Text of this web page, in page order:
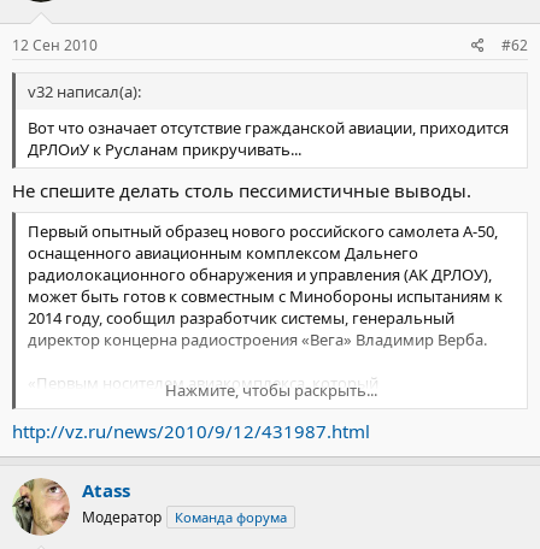
12 Сен 2010 #62
v32 написал(а):
Вот что означает отсутствие гражданской авиации, приходится
ДРЛОиУ к Русланам прикручивать...
Не спешите делать столь пессимистичные выводы.
Первый опытный образец нового российского самолета А-50,
оснащенного авиационным комплексом Дальнего
радиолокационного обнаружения и управления (АК ДРЛОУ),
может быть готов к совместным с Минобороны испытаниям к
2014 году, сообщил разработчик системы, генеральный
директор концерна радиостроения «Вега» Владимир Верба.
«Первым носителем авиакомплекса, который
представляющий собой глубокую модернизацию уже
существующего, станет самолет Ил-76. В то же время
прорабатывается вопрос об установке такого комплекса
самолетах Бе-200 и Ан-148»
ходе работы международной выставки «Гидроавиасалон-2010»
в Геленджике, передает «Интерфакс».
Нажмите, чтобы раскрыть...
http://vz.ru/news/2010/9/12/431987.html
Atass
Модератор Команда форума